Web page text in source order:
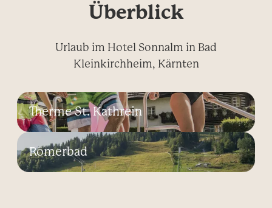
Überblick
Urlaub im Hotel Sonnalm in Bad
Kleinkirchheim, Kärnten
Therme St. Kathrein
Römerbad